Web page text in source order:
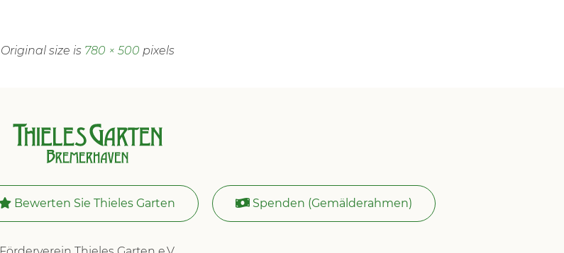
Original size is 780 × 500 pixels
Bewerten Sie Thieles Garten Spenden (Gemälderahmen)